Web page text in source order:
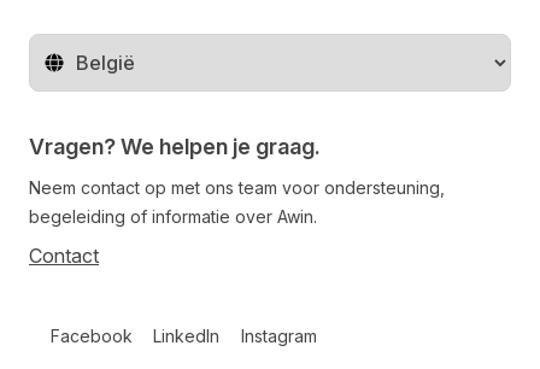
Regio wijzigen
Vragen? We helpen je graag.
Neem contact op met ons team voor ondersteuning,
begeleiding of informatie over Awin.
Contact
Facebook LinkedIn Instagram